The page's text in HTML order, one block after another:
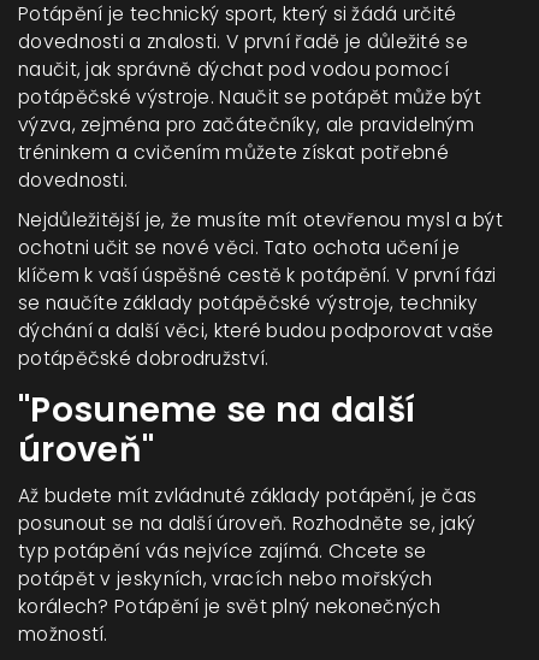
Potápění je technický sport, který si žádá určité
dovednosti a znalosti. V první řadě je důležité se
naučit, jak správně dýchat pod vodou pomocí
potápěčské výstroje. Naučit se potápět může být
výzva, zejména pro začátečníky, ale pravidelným
tréninkem a cvičením můžete získat potřebné
dovednosti.
Nejdůležitější je, že musíte mít otevřenou mysl a být
ochotni učit se nové věci. Tato ochota učení je
klíčem k vaší úspěšné cestě k potápění. V první fázi
se naučíte základy potápěčské výstroje, techniky
dýchání a další věci, které budou podporovat vaše
potápěčské dobrodružství.
"Posuneme se na další
úroveň"
Až budete mít zvládnuté základy potápění, je čas
posunout se na další úroveň. Rozhodněte se, jaký
typ potápění vás nejvíce zajímá. Chcete se
potápět v jeskyních, vracích nebo mořských
korálech? Potápění je svět plný nekonečných
možností.